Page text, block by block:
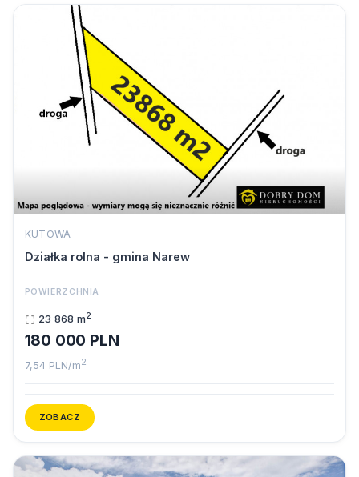
KUTOWA
Działka rolna - gmina Narew
POWIERZCHNIA
23 868 m2
180 000 PLN
7,54 PLN/m2
ZOBACZ